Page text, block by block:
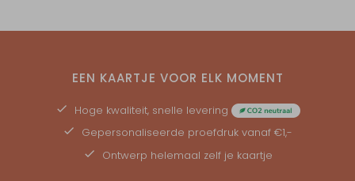
EEN KAARTJE VOOR ELK MOMENT
Hoge kwaliteit, snelle levering
Gepersonaliseerde proefdruk vanaf €1,-
Ontwerp helemaal zelf je kaartje